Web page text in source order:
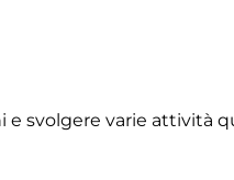
svolgere varie attività